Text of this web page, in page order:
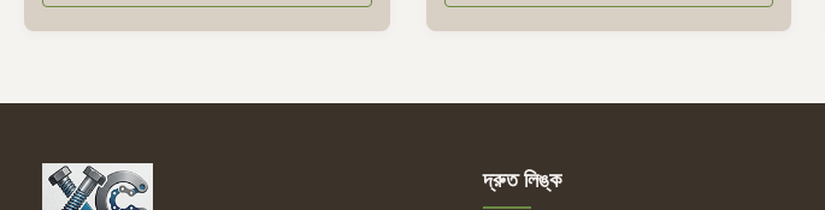
various situations. As a practical steel wire rope
clamp, it tightly clamps onto the rope through
industrial, construction, and utility tasks. The
elliptical suspension ring nut provides a smooth,
দ্রুত লিঙ্ক